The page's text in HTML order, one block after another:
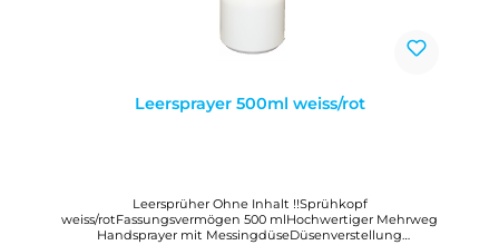
Leersprayer 500ml weiss/rot
Leersprüher Ohne Inhalt !!Sprühkopf
weiss/rotFassungsvermögen 500 mlHochwertiger Mehrweg
Handsprayer mit MessingdüseDüsenverstellung